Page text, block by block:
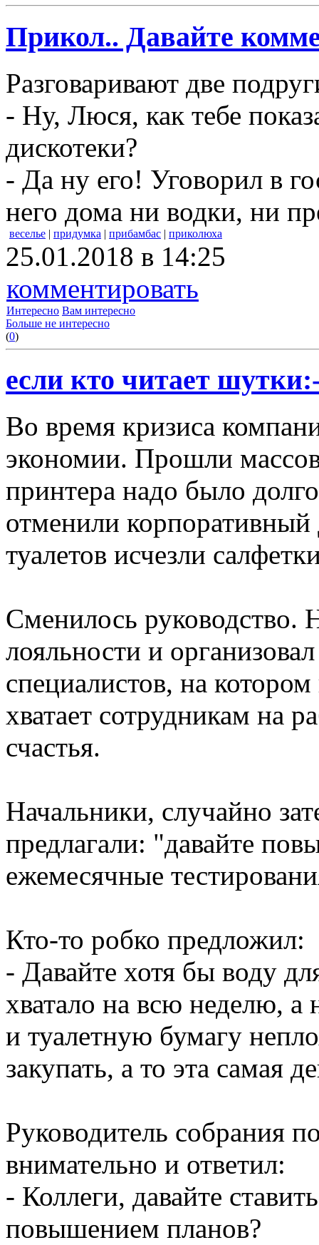
Прикол.. Давайте
Разговаривают две
- Ну, Люся, как тебе
дискотеки?
- Да ну его! Уговорил в
него дома ни водки, ни
веселье | придумка | прибамбас | приколюха
25.01.2018 в 14:25
комментировать
Интересно Вам интересно
Больше не интересно
(0)
если кто читает
Во время кризиса
экономии. Прошли
принтера надо было
отменили
туалетов исчезли
Сменилось руководство.
лояльности и
специалистов, на
хватает сотрудникам на
счастья.
Начальники, случайно
предлагали: "давайте
ежемесячные
Кто-то робко предложил:
- Давайте хотя бы воду
хватало на всю неделю, а
и туалетную бумагу
закупать, а то эта самая
Руководитель собрания
внимательно и ответил:
- Коллеги, давайте
повышением планов?